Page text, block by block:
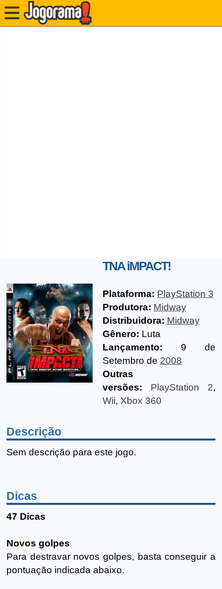
TNA iMPACT!
Plataforma: PlayStation 3
Produtora: Midway
Distribuidora: Midway
Gênero: Luta
Lançamento: 9 de
Setembro de 2008
Outras
versões:
PlayStation 2,
Wii, Xbox 360
Descrição
Sem descrição para este jogo.
Dicas
47 Dicas
Novos golpes
Para destravar novos golpes, basta conseguir a
pontuação indicada abaixo.